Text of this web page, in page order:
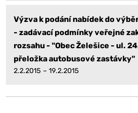
Výzva k podání nabídek do
- zadávací podmínky veřejné
rozsahu - "Obec Želešice - ul.
přeložka autobusové zastávky"
2.2.2015 – 19.2.2015